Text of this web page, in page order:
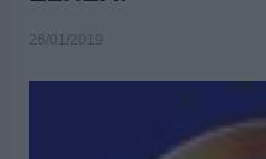
26/01/2019